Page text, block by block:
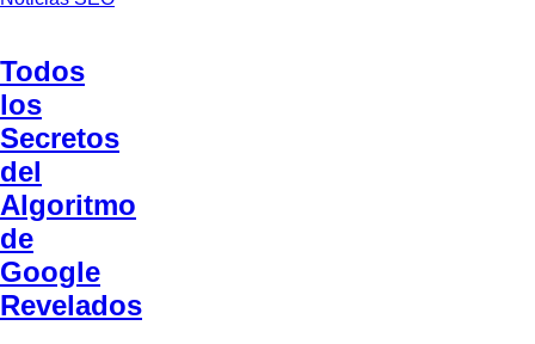
Todos
los
Secretos
del
Algoritmo
de
Google
Revelados